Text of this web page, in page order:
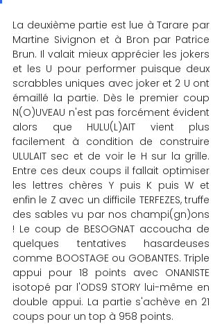
La deuxième partie est lue à Tarare par
Martine Sivignon et à Bron par Patrice
Brun. Il valait mieux apprécier les jokers
et les U pour performer puisque deux
scrabbles uniques avec joker et 2 U ont
émaillé la partie. Dès le premier coup
N(O)UVEAU n'est pas forcément évident
alors que HULU(L)AIT vient plus
facilement à condition de construire
ULULAIT sec et de voir le H sur la grille.
Entre ces deux coups il fallait optimiser
les lettres chères Y puis K puis W et
enfin le Z avec un difficile TERFEZES, truffe
des sables vu par nos champi(gn)ons
! Le coup de BESOGNAT accoucha de
quelques tentatives hasardeuses
comme BOOSTAGE ou GOBANTES. Triple
appui pour 18 points avec ONANISTE
isotopé par l'ODS9 STORY lui-même en
double appui. La partie s'achève en 21
coups pour un top à 958 points.